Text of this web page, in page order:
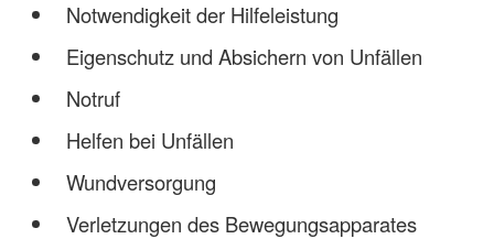
Notwendigkeit der Hilfeleistung
Eigenschutz und Absichern von Unfällen
Notruf
Helfen bei Unfällen
Wundversorgung
Verletzungen des Bewegungsapparates